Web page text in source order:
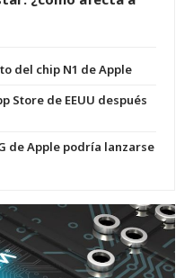
del chip N1 de Apple
Store de EEUU después
de Apple podría lanzarse